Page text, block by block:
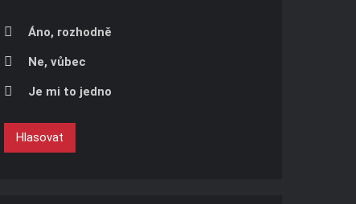
Áno, rozhodně
Ne, vůbec
Je mi to jedno
Hlasovat